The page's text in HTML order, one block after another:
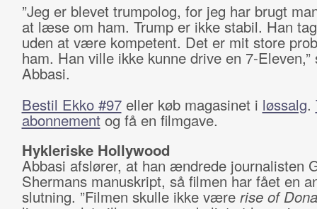
”Jeg er blevet trumpolog, for jeg har brugt
at læse om ham. Trump er ikke stabil. Han
uden at være kompetent. Det er mit store
ham. Han ville ikke kunne drive en 7-Eleven,”
Abbasi.
Bestil Ekko #97eller køb magasinet i løssalg.
abonnementog få en filmgave.
Hykleriske Hollywood
Abbasi afslører, at han ændrede journalisten
Shermans manuskript, så filmen har fået en
slutning. ”Filmen skulle ikke være rise of